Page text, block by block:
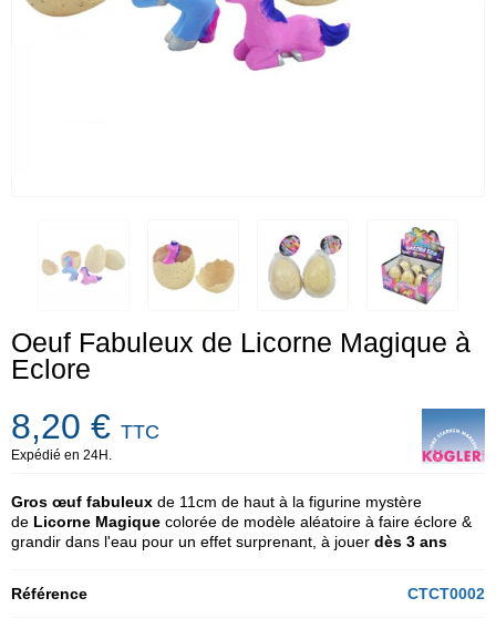
Oeuf Fabuleux de Licorne Magique à
Eclore
8,20 € TTC
Expédié en 24H.
Gros œuf fabuleux de 11cm de haut à la figurine mystère
de Licorne Magique colorée de modèle aléatoire à faire éclore &
grandir dans l'eau pour un effet surprenant, à jouer dès 3 ans
Référence CTCT0002